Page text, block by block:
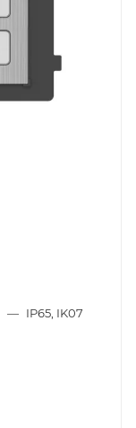
— IP65, IK07